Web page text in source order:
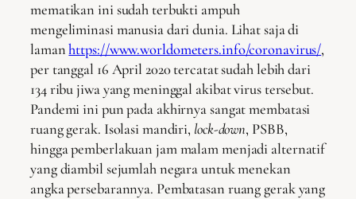
mematikan ini sudah terbukti ampuh
mengeliminasi manusia dari dunia. Lihat saja di
lamanhttps://www.worldometers.info/coronavirus/,
per tanggal 16 April 2020 tercatat sudah lebih dari
134 ribu jiwa yang meninggal akibat virus tersebut.
Pandemi ini pun pada akhirnya sangat membatasi
ruang gerak. Isolasi mandiri, lock-down, PSBB,
hingga pemberlakuan jam malam menjadi alternatif
yang diambil sejumlah negara untuk menekan
angka persebarannya. Pembatasan ruang gerak yang